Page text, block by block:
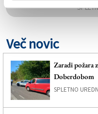
Več novic
Zaradi požara
Doberdobom
SPLETNO